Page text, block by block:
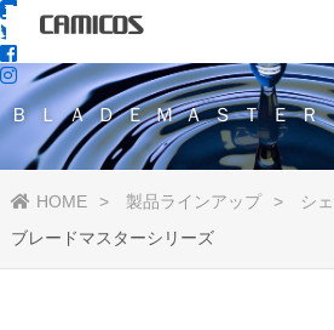
ＢＬＡＤＥＭＡＳＴＥ
HOME 製品ラインアップ
シ
ブレードマスターシリーズ